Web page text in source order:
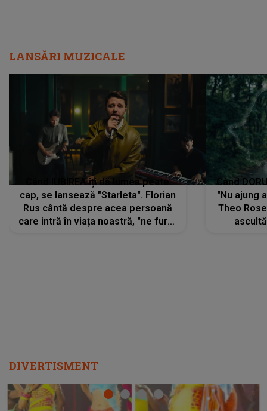
LANSĂRI MUZICALE
Când IUBIREA îți dă lumea peste
cap, se lansează "Starleta". Florian
Rus cântă despre acea persoană
care intră în viața noastră, "ne fură"
Când
"Nu ajung
Theo
DIVERTISMENT